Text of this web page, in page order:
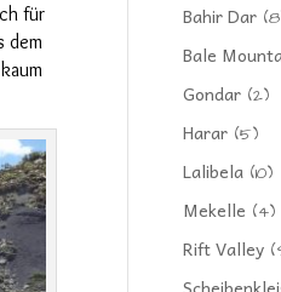
für
dem
kaum
Bahir Dar
Bale
Gondar (2)
Harar (5)
Lalibela (10)
Mekelle (4)
Rift Valley